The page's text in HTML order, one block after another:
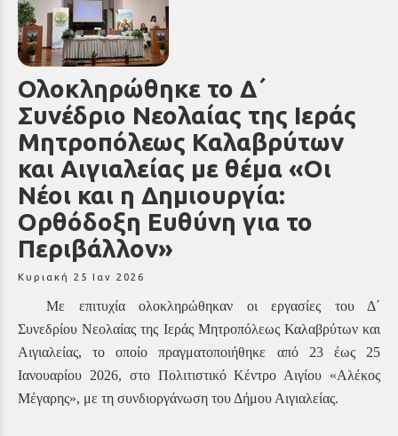
Ολοκληρώθηκε το Δ΄
Συνέδριο Νεολαίας της Ιεράς
Μητροπόλεως Καλαβρύτων
και Αιγιαλείας με θέμα «Οι
Νέοι και η Δημιουργία:
Ορθόδοξη Ευθύνη για το
Περιβάλλον»
Κυριακή 25 Ιαν 2026
Με επιτυχία ολοκληρώθηκαν οι εργασίες του Δ΄
Συνεδρίου Νεολαίας της Ιεράς Μητροπόλεως Καλαβρύτων και
Αιγιαλείας, το οποίο πραγματοποιήθηκε από 23 έως 25
Ιανουαρίου 2026, στο Πολιτιστικό Κέντρο Αιγίου «Αλέκoς
Μέγαρης», με τη συνδιοργάνωση του Δήμου Αιγιαλείας.